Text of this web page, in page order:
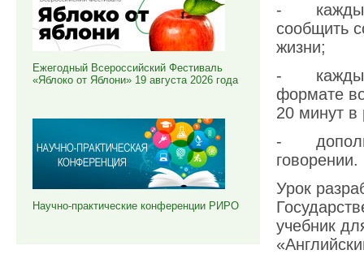
Ежегодный Всероссийский Фестиваль
«Яблоко от Яблони» 19 августа 2026 года
Научно-практические конференции РИРО
- каждый
сообщить
жизни;
- каждый
формате
20 минут в
-
говорении.
Урок
учебник